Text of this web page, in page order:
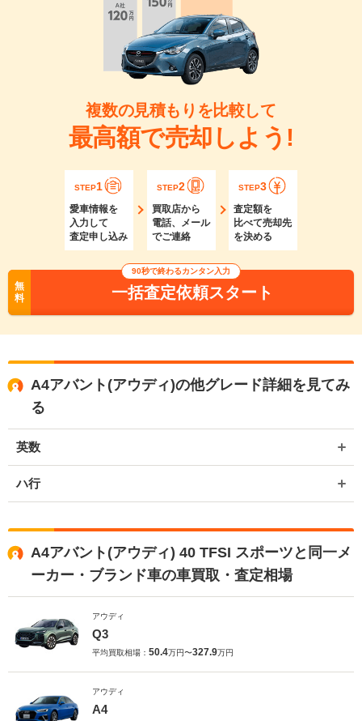
複数の見積もりを比較して
最高額で売却しよう!
STEP1
愛車情報を
入力して
査定申し込み
STEP2
買取店から
電話、メール
でご連絡
STEP3
査定額を
比べて売却先
を決める
無
料
90秒で終わるカンタン入力
一括査定依頼スタート
A4アバント(アウディ)の他グレード詳細を見てみ
る
英数
ハ行
A4アバント(アウディ) 40 TFSI スポーツと同一メ
ーカー・ブランド車の車買取・査定相場
アウディ
Q3
平均買取相場： 50.4万円〜327.9万円
アウディ
A4